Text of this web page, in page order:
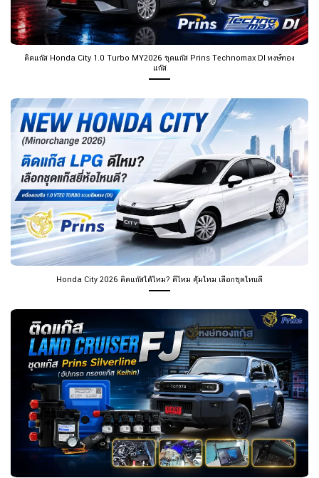
ติดแก๊ส Honda City 1.0 Turbo MY2026 ชุดแก๊ส Prins Technomax DI หงษ์ทอง
แก๊ส
Honda City 2026 ติดแก๊สได้ไหม? ดีไหม คุ้มไหม เลือกชุดไหนดี